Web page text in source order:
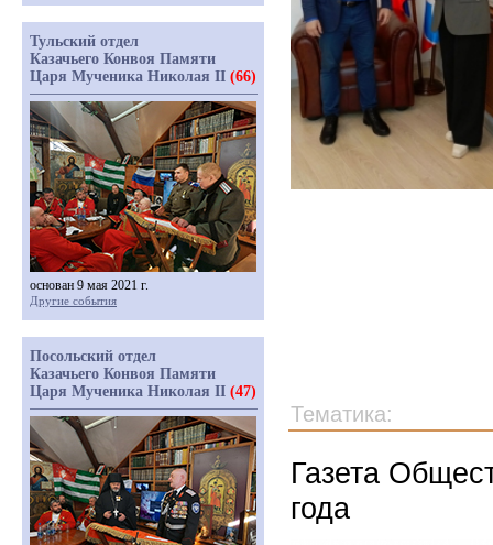
Тематика:
Газета
года
Тульский отдел
Казачьего Конвоя Памяти
Царя Мученика Николая II (66)
основан 9 мая 2021 г.
Другие события
Посольский отдел
Казачьего Конвоя Памяти
Царя Мученика Николая II (47)